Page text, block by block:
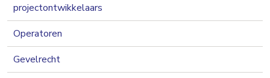
projectontwikkelaars
Operatoren
Gevelrecht